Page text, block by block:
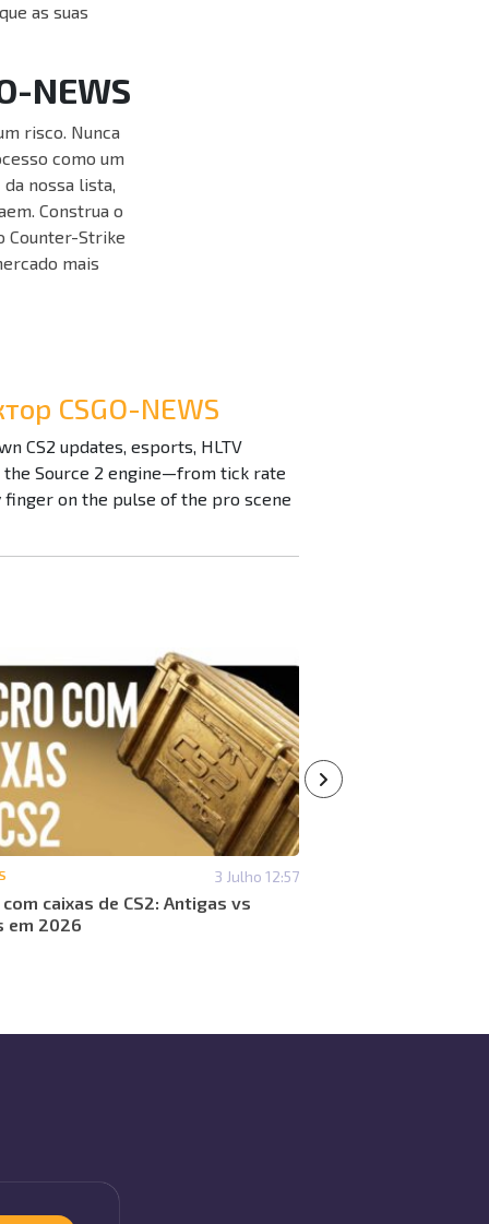
as suas
NEWS
risco. Nunca
como um
da nossa lista,
Construa o
Counter-Strike
mais
CSGO-NEWS
CS2 updates, esports, HLTV
the Source 2 engine—from tick rate
on the pulse of the pro scene
3 Julho 12:57
caixas de CS2: Antigas vs
em 2026